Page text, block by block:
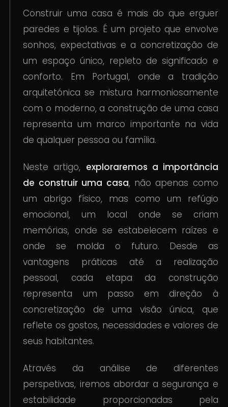
Construir uma casa é mais do que erguer
paredes e tijolos. É um projeto que envolve
sonhos, expectativas e a concretização de
um espaço único, repleto de significado e
conforto. Em Portugal, onde a tradição
arquitetónica se mistura harmoniosamente
com o moderno, a construção de uma casa
representa um marco importante na vida
de qualquer pessoa ou família.
Neste artigo, exploraremos a importância
de construir uma casa, não apenas como
um abrigo físico, mas como um refúgio
emocional, um local onde se criam
memórias, onde se estabelecem raízes e
onde se molda o futuro. Desde as
vantagens práticas até a realização
pessoal, cada etapa da construção
representa um passo em direção à
concretização de uma visão única, que
reflete os gostos, necessidades e valores de
seus habitantes.
Através da análise de diferentes
perspetivas, iremos abordar a segurança e
estabilidade proporcionadas pela